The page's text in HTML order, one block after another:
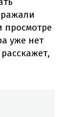
просмотре
уже нет
расскажет,